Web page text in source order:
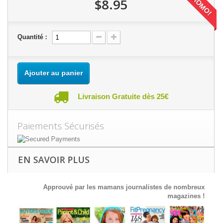
$8.95
Quantité :
Ajouter au panier
Livraison Gratuite dès 25€
Paiements Sécurisés
EN SAVOIR PLUS
Approuvé par les mamans journalistes de nombreux
magazines !